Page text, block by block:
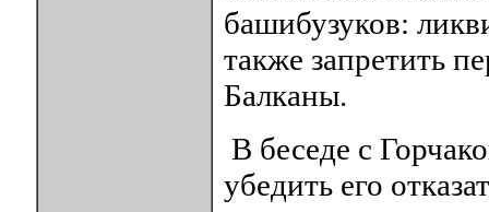
башибузуков:
также запретить
Балканы.
В беседе с
убедить его